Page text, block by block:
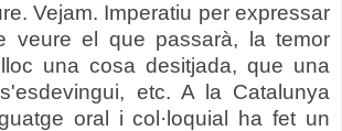
Vejam. Imperatiu per expressar
veure el que passarà, la temor
una cosa desitjada, que una
etc. A la Catalunya
oral i col·loquial ha fet un